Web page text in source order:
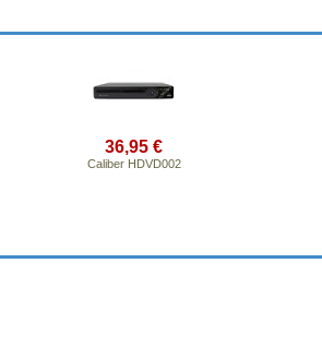
36,95 €
Caliber HDVD002